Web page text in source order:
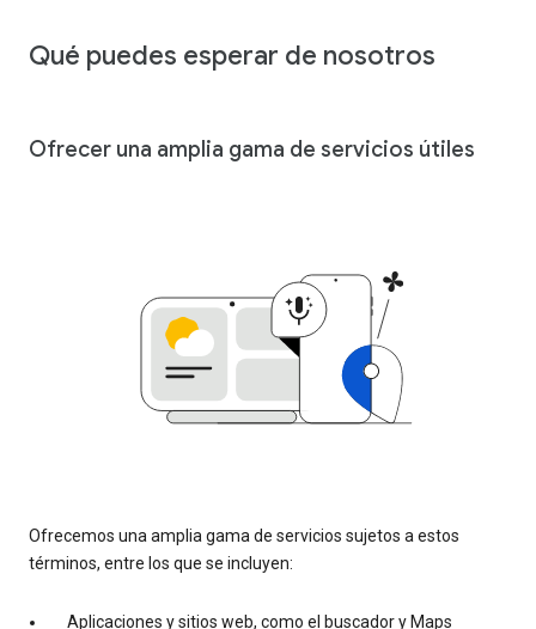
Qué puedes esperar de nosotros
Ofrecer una amplia gama de servicios útiles
Ofrecemos una amplia gama de servicios sujetos a estos
términos, entre los que se incluyen:
Aplicaciones y sitios web, como el buscador y Maps